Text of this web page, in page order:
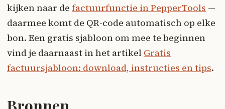
kijken naar de factuurfunctie in PepperTools —
daarmee komt de QR-code automatisch op elke
bon. Een gratis sjabloon om mee te beginnen
vind je daarnaast in het artikel Gratis
factuursjabloon: download, instructies en tips.